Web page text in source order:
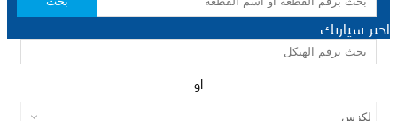
اختر سيارتك
او